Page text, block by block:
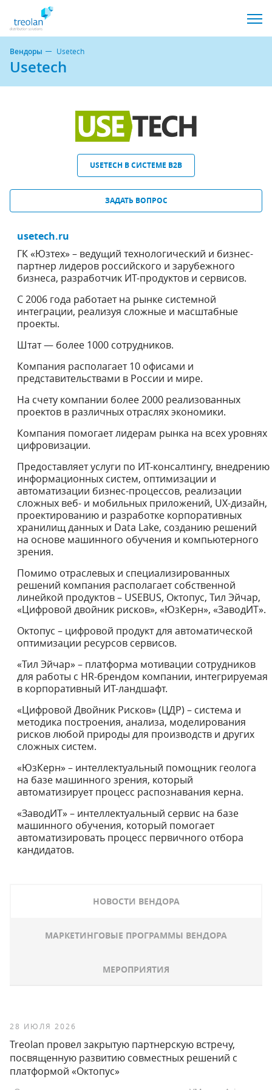
Вендоры Usetech
Usetech
USETECH В СИСТЕМЕ B2B
ЗАДАТЬ ВОПРОС
usetech.ru
ГК «Юзтех» – ведущий технологический и бизнес-
партнер лидеров российского и зарубежного
бизнеса, разработчик ИТ-продуктов и сервисов.
С 2006 года работает на рынке системной
интеграции, реализуя сложные и масштабные
проекты.
Штат — более 1000 сотрудников.
Компания располагает 10 офисами и
представительствами в России и мире.
На счету компании более 2000 реализованных
проектов в различных отраслях экономики.
Компания помогает лидерам рынка на всех уровнях
цифровизации.
Предоставляет услуги по ИТ-консалтингу, внедрению
информационных систем, оптимизации и
автоматизации бизнес-процессов, реализации
сложных веб- и мобильных приложений, UX-дизайн,
проектированию и разработке корпоративных
хранилищ данных и Data Lake, созданию решений
на основе машинного обучения и компьютерного
зрения.
Помимо отраслевых и специализированных
решений компания располагает собственной
линейкой продуктов – USEBUS, Октопус, Тил Эйчар,
«Цифровой двойник рисков», «ЮзКерн», «ЗаводИТ».
Октопус – цифровой продукт для автоматической
оптимизации ресурсов сервисов.
«Тил Эйчар» – платформа мотивации сотрудников
для работы с HR-брендом компании, интегрируемая
в корпоративный ИТ-ландшафт.
«Цифровой Двойник Рисков» (ЦДР) – система и
методика построения, анализа, моделирования
рисков любой природы для производств и других
сложных систем.
«ЮзКерн» – интеллектуальный помощник геолога
на базе машинного зрения, который
автоматизирует процесс распознавания керна.
«ЗаводИТ» – интеллектуальный сервис на базе
машинного обучения, который помогает
автоматизировать процесс первичного отбора
кандидатов.
НОВОСТИ ВЕНДОРА
МАРКЕТИНГОВЫЕ ПРОГРАММЫ ВЕНДОРА
МЕРОПРИЯТИЯ
28 ИЮЛЯ 2026
Treolan провел закрытую партнерскую встречу,
посвященную развитию совместных решений с
платформой «Октопус»